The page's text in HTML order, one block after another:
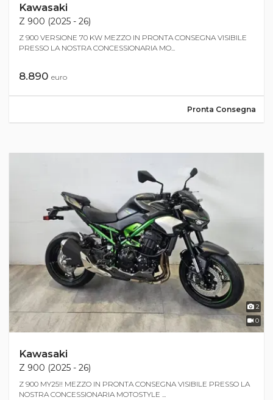
Kawasaki
Z 900 (2025 - 26)
Z 900 VERSIONE 70 KW MEZZO IN PRONTA CONSEGNA VISIBILE
PRESSO LA NOSTRA CONCESSIONARIA MO...
8.890 euro
Pronta Consegna
2
0
Kawasaki
Z 900 (2025 - 26)
Z 900 MY25!! MEZZO IN PRONTA CONSEGNA VISIBILE PRESSO LA
NOSTRA CONCESSIONARIA MOTOSTYLE ...